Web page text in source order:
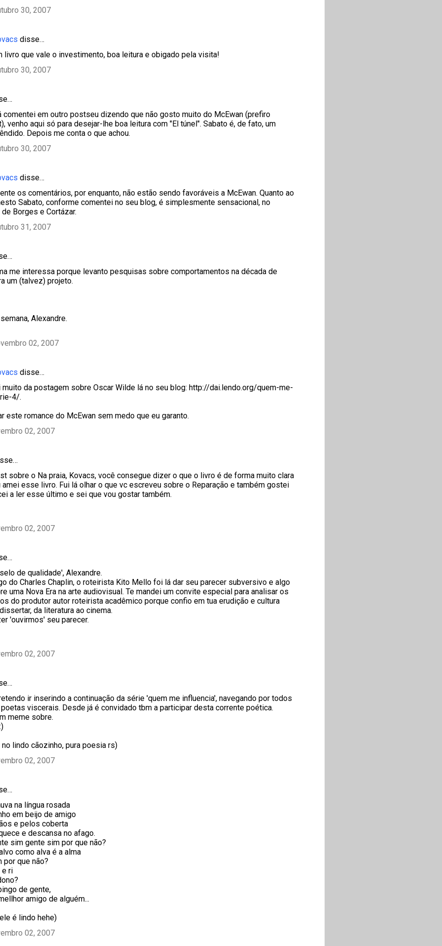
30, 2007
disse…
livro que vale o investimento, boa leitura e obigado pela visita!
30, 2007
comentei em outro postseu dizendo que não gosto muito do McEwan (prefiro
venho aqui só para desejar-lhe boa leitura com "El túnel". Sabato é, de fato, um
Depois me conta o que achou.
30, 2007
disse…
os comentários, por enquanto, não estão sendo favoráveis a McEwan. Quanto ao
Sabato, conforme comentei no seu blog, é simplesmente sensacional, no
Borges e Cortázar.
31, 2007
me interessa porque levanto pesquisas sobre comportamentos na década de
um (talvez) projeto.
Alexandre.
02, 2007
disse…
muito da postagem sobre Oscar Wilde lá no seu blog: http://dai.lendo.org/quem-me-
4/.
este romance do McEwan sem medo que eu garanto.
02, 2007
sobre o Na praia, Kovacs, você consegue dizer o que o livro é de forma muito clara
amei esse livro. Fui lá olhar o que vc escreveu sobre o Reparação e também gostei
a ler esse último e sei que vou gostar também.
02, 2007
de qualidade', Alexandre.
do Charles Chaplin, o roteirista Kito Mello foi lá dar seu parecer subversivo e algo
uma Nova Era na arte audiovisual. Te mandei um convite especial para analisar os
do produtor autor roteirista acadêmico porque confio em tua erudição e cultura
da literatura ao cinema.
'ouvirmos' seu parecer.
02, 2007
ir inserindo a continuação da série 'quem me influencia', navegando por todos
viscerais. Desde já é convidado tbm a participar desta corrente poética.
meme sobre.
lindo cãozinho, pura poesia rs)
02, 2007
na língua rosada
em beijo de amigo
e pelos coberta
e descansa no afago.
sim gente sim por que não?
como alva é a alma
por que não?
e ri
de gente,
amigo de alguém...
é lindo hehe)
02, 2007